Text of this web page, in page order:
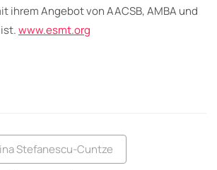
ihrem Angebot von AACSB, AMBA und
www.esmt.org
Stefanescu-Cuntze